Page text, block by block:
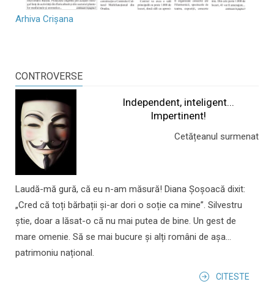
Arhiva Crișana
CONTROVERSE
Independent, inteligent...
Impertinent!
Cetățeanul surmenat
Laudă-mă gură, că eu n-am măsură! Diana Șoșoacă dixit:
„Cred că toți bărbații și-ar dori o soție ca mine”. Silvestru
știe, doar a lăsat-o că nu mai putea de bine. Un gest de
mare omenie. Să se mai bucure și alți români de așa...
patrimoniu național.
CITESTE